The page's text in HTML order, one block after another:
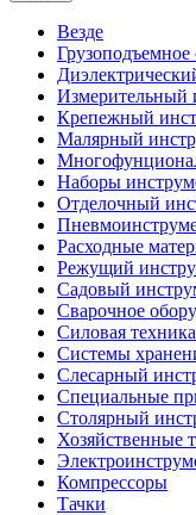
Везде
Грузоподъемное
Измерительный
Крепежный
Малярный
Наборы
Отделочный
Расходные
Режущий
Садовый
Сварочное
Силовая техника
Системы
Слесарный
Специальные
Столярный
Хозяйственные
Компрессоры
Тачки